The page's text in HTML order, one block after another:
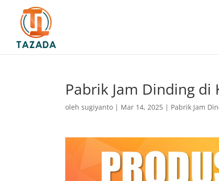
Pabrik Jam Dinding
olehsugiyanto | Mar 14, 2025 | Pabrik Jam